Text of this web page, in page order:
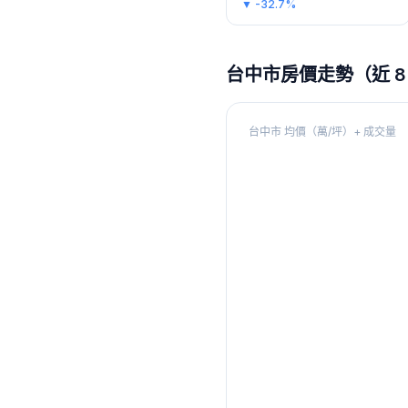
▼ -32.7%
台中市房價走勢（近 8
台中市 均價（萬/坪）+ 成交量